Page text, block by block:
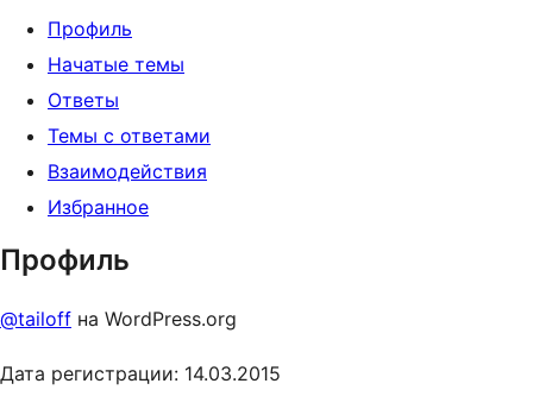
Профиль
Начатые темы
Ответы
Темы с ответами
Взаимодействия
Избранное
Профиль
@tailoff на WordPress.org
Дата регистрации: 14.03.2015